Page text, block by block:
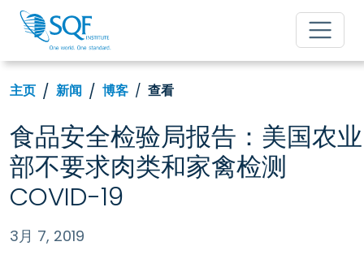
主页 新闻 博客 查看
食品安全检验局报告：美国农业
部不要求肉类和家禽检测
COVID-19
3月 7, 2019